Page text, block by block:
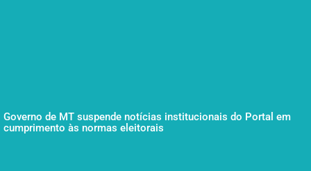
Governo de MT suspende notícias institucionais do Portal em
cumprimento às normas eleitorais